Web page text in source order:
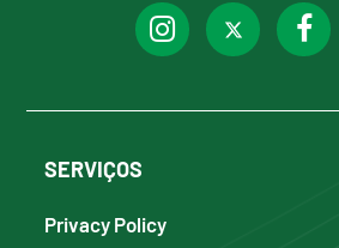
SERVIÇOS
Privacy Policy